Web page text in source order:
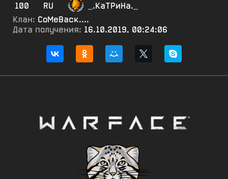
100
RU
_.КаТРиНа._
Клан: СоМеВаск....
Дата получения: 16.10.2019, 00:24:06